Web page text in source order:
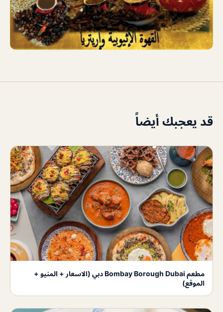
قد يعجبك أيضاً
مطعم Bombay Borough Dubai دبي (الاسعار + المنيو +
الموقع)